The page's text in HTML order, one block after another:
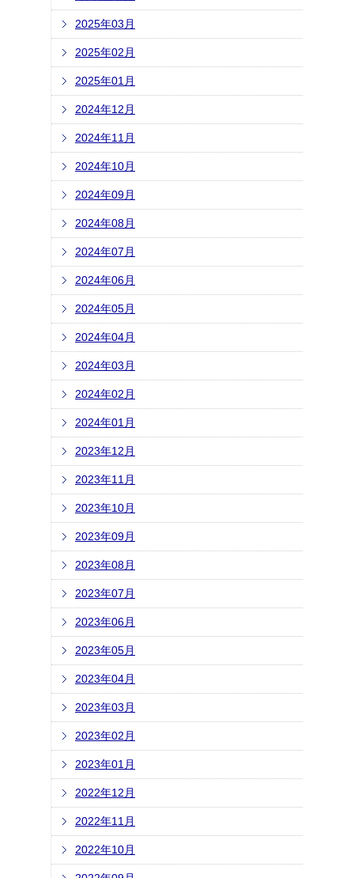
2025年03月
2025年02月
2025年01月
2024年12月
2024年11月
2024年10月
2024年09月
2024年08月
2024年07月
2024年06月
2024年05月
2024年04月
2024年03月
2024年02月
2024年01月
2023年12月
2023年11月
2023年10月
2023年09月
2023年08月
2023年07月
2023年06月
2023年05月
2023年04月
2023年03月
2023年02月
2023年01月
2022年12月
2022年11月
2022年10月